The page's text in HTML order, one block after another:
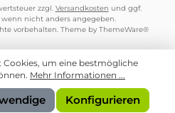
zzgl. Versandkosten und ggf.
nicht anders angegeben.
vorbehalten. Theme by ThemeWare®
Cookies, um eine bestmögliche
Mehr Informationen ...
Konfigurieren